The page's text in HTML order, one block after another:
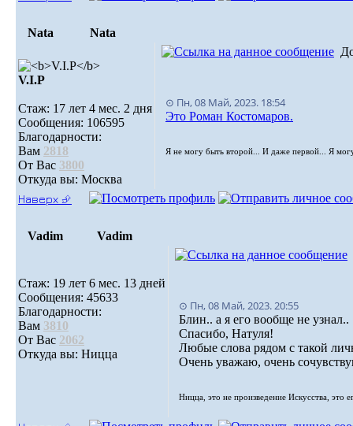
Nata Nata
V.I.Р
Стаж: 17 лет 4 мес. 2 дня
Сообщения: 106595
Благодарности:
Вам 2818
От Вас 3800
Откуда вы: Москва
⊙ Пн, 08 Май, 2023. 18:54
Это Роман Костомаров.
Я не могу быть второй... И даже первой... Я
Наверх ⮵
Vadim Vadim
Стаж: 19 лет 6 мес. 13 дней
Сообщения: 45633
Благодарности:
Вам 3810
От Вас 2062
Откуда вы: Ницца
⊙ Пн, 08 Май, 2023. 20:55
Блин.. а я его вообще не узнал..
Спасибо, Натуля!
Любые слова рядом с такой
Очень уважаю, очень
Ницца, это не произведение Искусства, это